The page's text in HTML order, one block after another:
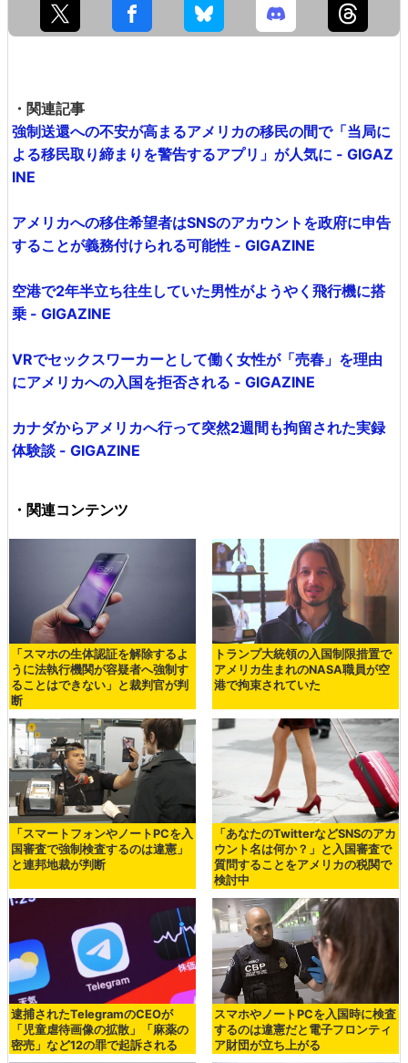
・関連記事
強制送還への不安が高まるアメリカの移民の間で「当局に
よる移民取り締まりを警告するアプリ」が人気に - GIGAZ
INE
アメリカへの移住希望者はSNSのアカウントを政府に申告
することが義務付けられる可能性 - GIGAZINE
空港で2年半立ち往生していた男性がようやく飛行機に搭
乗 - GIGAZINE
VRでセックスワーカーとして働く女性が「売春」を理由
にアメリカへの入国を拒否される - GIGAZINE
カナダからアメリカへ行って突然2週間も拘留された実録
体験談 - GIGAZINE
・関連コンテンツ
「スマホの生体認証を解除するよ
うに法執行機関が容疑者へ強制す
ることはできない」と裁判官が判
断
トランプ大統領の入国制限措置で
アメリカ生まれのNASA職員が空
港で拘束されていた
「スマートフォンやノートPCを入
国審査で強制検査するのは違憲」
と連邦地裁が判断
「あなたのTwitterなどSNSのアカ
ウント名は何か？」と入国審査で
質問することをアメリカの税関で
検討中
逮捕されたTelegramのCEOが
「児童虐待画像の拡散」「麻薬の
密売」など12の罪で起訴される
スマホやノートPCを入国時に検査
するのは違憲だと電子フロンティ
ア財団が立ち上がる